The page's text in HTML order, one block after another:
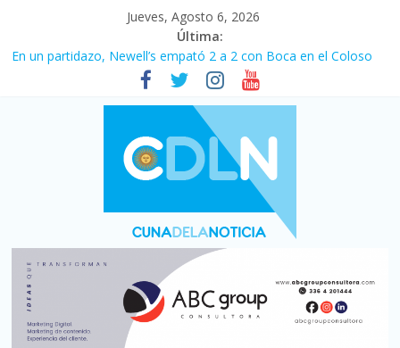
Jueves, Agosto 6, 2026
Última:
En un partidazo, Newell’s empató 2 a 2 con Boca en el Coloso
Vacaciones de invierno con más movimiento y consumo
turístico: 4,6 millones de personas viajaron por el país, un 5,9%
Fuerte caída de la venta de autos usados en julio: bajó un 12,6%
Central venció 1 a 0 al River de Coudet en el Monumental
Pullaro mejora sus relaciones con el Gobierno nacional